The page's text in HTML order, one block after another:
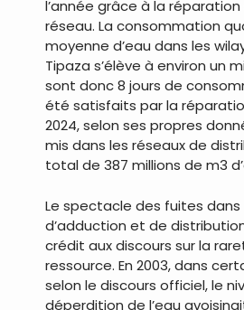
l’année grâce à la
réseau. La consommation
moyenne d’eau dans les
Tipaza s’élève à environ un
sont donc 8 jours de
été satisfaits par la
2024, selon ses propres
mis dans les réseaux de
total de 387 millions de m3
Le spectacle des fuites
d’adduction et de
crédit aux discours sur la
ressource. En 2003, dans
selon le discours officiel, le
déperdition de l’eau